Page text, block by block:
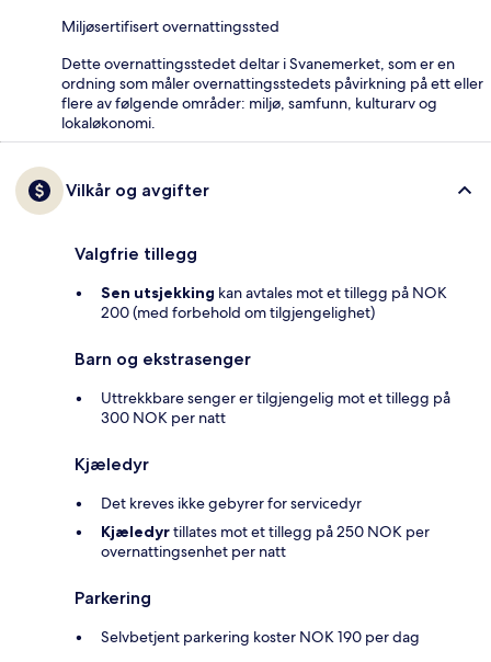
Miljøsertifisert overnattingssted
Dette overnattingsstedet deltar i Svanemerket, som er en
ordning som måler overnattingsstedets påvirkning på ett eller
flere av følgende områder: miljø, samfunn, kulturarv og
lokaløkonomi.
Vilkår og avgifter
Valgfrie tillegg
Sen utsjekking kan avtales mot et tillegg på NOK
200 (med forbehold om tilgjengelighet)
Barn og ekstrasenger
Uttrekkbare senger er tilgjengelig mot et tillegg på
300 NOK per natt
Kjæledyr
Det kreves ikke gebyrer for servicedyr
Kjæledyrtillates mot et tillegg på 250 NOK per
overnattingsenhet per natt
Parkering
Selvbetjent parkering koster NOK 190 per dag